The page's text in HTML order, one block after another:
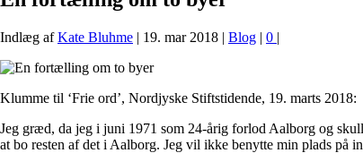
Indlæg afKate Bluhme | 19. mar 2018 | Blog | 0 |
Klumme til ‘Frie ord’, Nordjyske Stiftstidende, 19. marts 2018:
Jeg græd, da jeg i juni 1971 som 24-årig forlod Aalborg og
at bo resten af det i Aalborg. Jeg vil ikke benytte min plads på